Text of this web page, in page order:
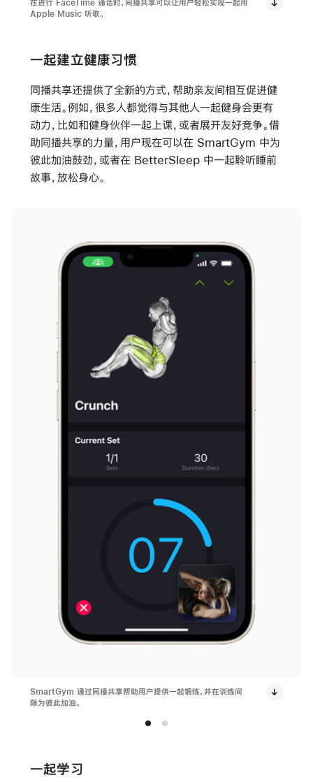
在进行 FaceTime 通话时，同播共享可以让用户轻松实现一起用
Apple Music 听歌。
一起建立健康习惯
同播共享还提供了全新的方式，帮助亲友间相互促进健
康生活。例如，很多人都觉得与其他人一起健身会更有
动力，比如和健身伙伴一起上课，或者展开友好竞争。借
助同播共享的力量，用户现在可以在 SmartGym 中为
彼此加油鼓劲，或者在 BetterSleep 中一起聆听睡前
故事，放松身心。
SmartGym 通过同播共享帮助用户提供一起锻炼，并在训练间
隙为彼此加油。
一起学习